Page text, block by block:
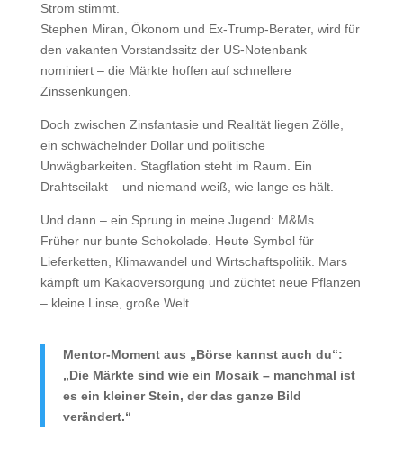
Strom stimmt.
Stephen Miran, Ökonom und Ex-Trump-Berater, wird für
den vakanten Vorstandssitz der US-Notenbank
nominiert – die Märkte hoffen auf schnellere
Zinssenkungen.
Doch zwischen Zinsfantasie und Realität liegen Zölle,
ein schwächelnder Dollar und politische
Unwägbarkeiten. Stagflation steht im Raum. Ein
Drahtseilakt – und niemand weiß, wie lange es hält.
Und dann – ein Sprung in meine Jugend: M&Ms.
Früher nur bunte Schokolade. Heute Symbol für
Lieferketten, Klimawandel und Wirtschaftspolitik. Mars
kämpft um Kakaoversorgung und züchtet neue Pflanzen
– kleine Linse, große Welt.
Mentor-Moment aus „Börse kannst auch du“:
„Die Märkte sind wie ein Mosaik – manchmal ist
es ein kleiner Stein, der das ganze Bild
verändert.“